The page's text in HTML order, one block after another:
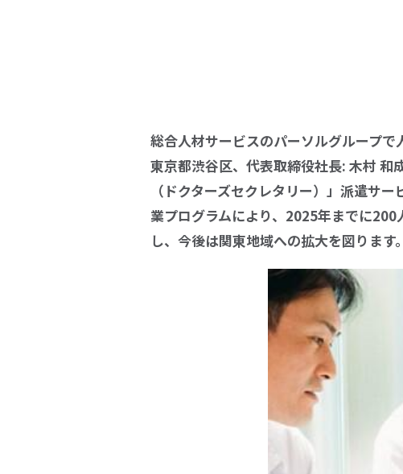
総合人材サービスのパーソルグループ
東京都渋谷区、代表取締役社長: 木村
（ドクターズセクレタリー）」派遣サ
業プログラムにより、2025年までに
し、今後は関東地域への拡大を図ります。